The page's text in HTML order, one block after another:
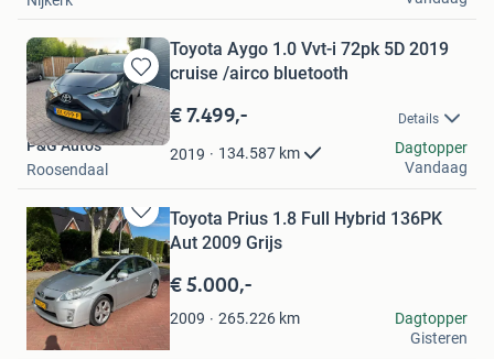
Bewaren
in
Mijn
Favorieten
Toyota Aygo 1.0 Vvt-i 72pk 5D 2019
cruise /airco bluetooth
€ 7.499,- Details
2019 134.587 km
P&G Auto's
Roosendaal
Dagtopper
Vandaag
Bewaren
in
Mijn
Favorieten
Toyota Prius 1.8 Full Hybrid 136PK
Aut 2009 Grijs
€ 5.000,-
2009 265.226 km
Hussein koeweit
Amsterdam
Dagtopper
Gisteren